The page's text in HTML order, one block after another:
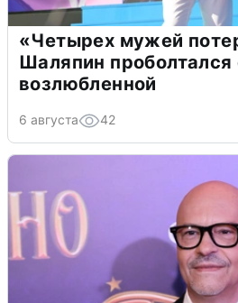
«Четырех мужей
Шаляпин проболтался
возлюбленной
6 августа 42